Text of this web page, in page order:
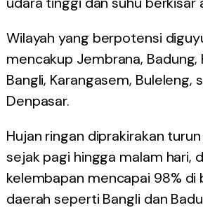
Wilayah yang berpotensi
mencakup Jembrana, Badung,
Bangli, Karangasem, Buleleng,
Denpasar.
Hujan ringan diprakirakan
sejak pagi hingga malam hari,
kelembapan mencapai 98% di
daerah seperti Bangli dan